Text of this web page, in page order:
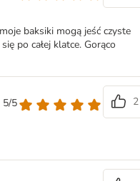
baksiki mogą jeść czyste
po całej klatce. Gorąco
5/5
2